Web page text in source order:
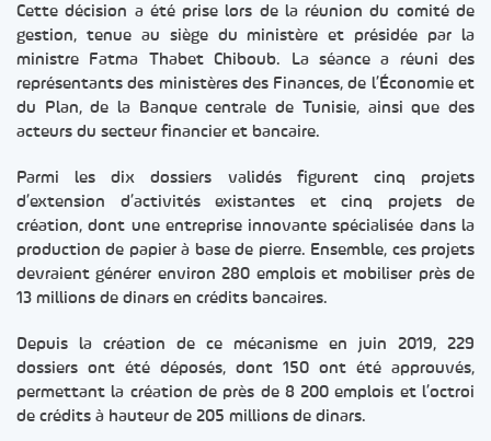
Cette décision a été prise lors de la réunion du comité de
gestion, tenue au siège du ministère et présidée par la
ministre Fatma Thabet Chiboub. La séance a réuni des
représentants des ministères des Finances, de l’Économie et
du Plan, de la Banque centrale de Tunisie, ainsi que des
acteurs du secteur financier et bancaire.
Parmi les dix dossiers validés figurent cinq projets
d’extension d’activités existantes et cinq projets de
création, dont une entreprise innovante spécialisée dans la
production de papier à base de pierre. Ensemble, ces projets
devraient générer environ 280 emplois et mobiliser près de
13 millions de dinars en crédits bancaires.
Depuis la création de ce mécanisme en juin 2019, 229
dossiers ont été déposés, dont 150 ont été approuvés,
permettant la création de près de 8 200 emplois et l’octroi
de crédits à hauteur de 205 millions de dinars.